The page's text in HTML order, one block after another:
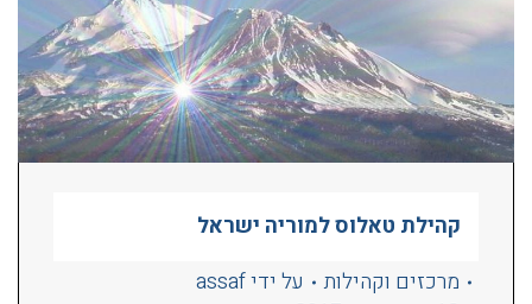
קהילת טאלוס למוריה ישראל
מרכזים וקהילות
על ידיassaf